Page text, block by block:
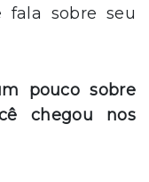
fala sobre seu
pouco sobre
chegou nos